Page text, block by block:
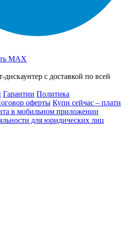
MAX
с доставкой по всей
Гарантии Политика
оферты Купи сейчас – плати
в мобильном приложении
для юридических лиц